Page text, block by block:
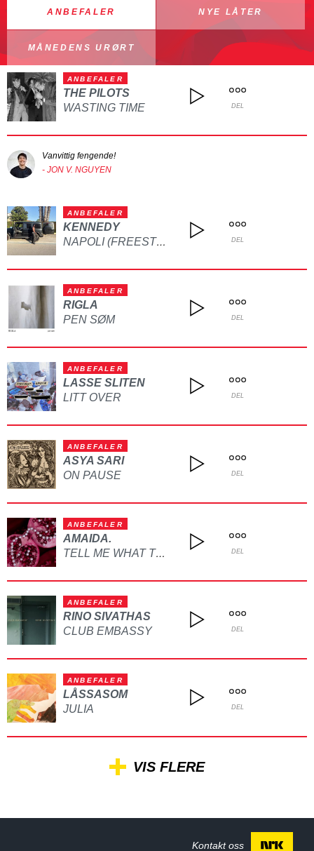
ANBEFALER NYE LÅTER
MÅNEDENS URØRT
ANBEFALER
THE PILOTS
WASTING TIME
DEL
Vanvittig fengende!
- JON V. NGUYEN
ANBEFALER
KENNEDY
NAPOLI (FREESTYLE) DEL
ANBEFALER
RIGLA
PEN SØM
DEL
ANBEFALER
LASSE SLITEN
LITT OVER
DEL
ANBEFALER
ASYA SARI
ON PAUSE
DEL
ANBEFALER
AMAIDA.
TELL ME WHAT TO DO DEL
ANBEFALER
RINO SIVATHAS
CLUB EMBASSY
DEL
ANBEFALER
LÅSSASOM
JULIA
DEL
VIS FLERE
Kontakt oss